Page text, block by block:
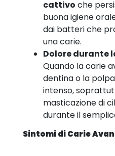
cattivo che
buona igiene
dai batteri che
una carie.
Dolore durante
Quando la carie
dentina o la
intenso,
masticazione di
durante il
Sintomi di Carie